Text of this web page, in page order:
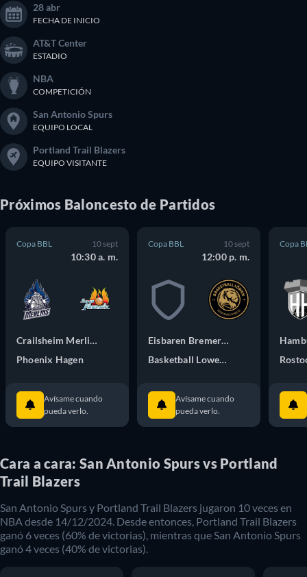
28 abr
FECHA DE INICIO
AT&T Center
ESTADIO
NBA
COMPETICIÓN
San Antonio Spurs
EQUIPO LOCAL
Portland Trail Blazers
EQUIPO VISITANTE
Próximos Baloncesto de Partidos
Copa BBL 10 sept
10:30 a. m.
Crailsheim Merlins
Phoenix Hagen
Avísame cuando
pueda verlo.
Copa BBL 10 sept
12:00 p. m.
Eisbaren Bremerhaven
Basketball Lowen Braunschweig
Avísame cuando
pueda verlo.
Copa
Cara a cara: San Antonio Spurs vs Portland
Trail Blazers
San Antonio Spurs y Portland Trail Blazers jugaron 10veces en
NBA desde 14/12/2024 . Desde entonces, Portland Trail Blazers
ganó 6veces (60% de victorias), mientras que San Antonio Spurs
ganó4veces (40% de victorias).